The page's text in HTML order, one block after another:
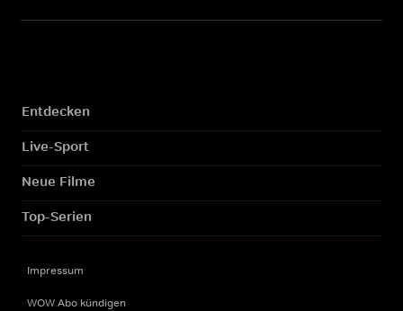
Entdecken
Live-Sport
Neue Filme
Top-Serien
Impressum
WOW Abo kündigen